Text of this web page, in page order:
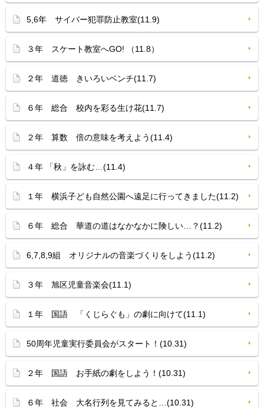
5,6年 サイバー犯罪防止教室(11.9)
３年 スケート教室へGO! （11.8）
２年 道徳 きいろいベンチ(11.7)
６年 総合 校内を彩る生け花(11.7)
２年 算数 倍の意味を考えよう(11.4)
４年 「秋」を詠む…(11.4)
１年 横浜子ども自然公園へ遠足に行ってきました(11.2)
６年 総合 華道の道はなかなかに険しい…？(11.2)
6,7,8,9組 オリジナルの音楽づくりをしよう(11.2)
３年 旭区児童音楽会(11.1)
１年 国語 「くじらぐも」の劇に向けて(11.1)
50周年児童実行委員会がスタート！(10.31)
２年 国語 お手紙の劇をしよう！(10.31)
６年 社会 大名行列を見てみると…(10.31)